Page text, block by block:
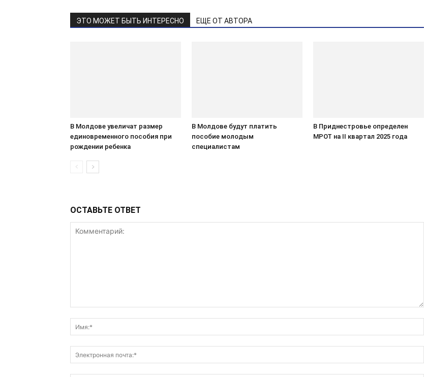
ЭТО МОЖЕТ БЫТЬ ИНТЕРЕСНО ЕЩЕ ОТ АВТОРА
В Молдове увеличат размер
единовременного пособия при
рождении ребенка
В Молдове будут платить
пособие молодым
специалистам
В Приднестровье определен
МРОТ на II квартал 2025 года
ОСТАВЬТЕ ОТВЕТ